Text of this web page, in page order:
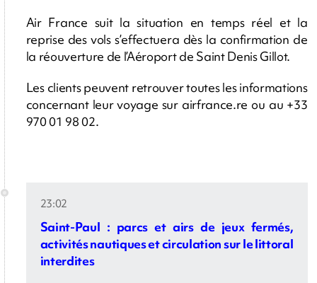
Air France suit la situation en temps réel et la
reprise des vols s’effectuera dès la confirmation de
la réouverture de l’Aéroport de Saint Denis Gillot.
Les clients peuvent retrouver toutes les informations
concernant leur voyage sur airfrance.re ou au +33
970 01 98 02.
23:02
Saint-Paul : parcs et airs de jeux fermés,
activités nautiques et circulation sur le littoral
interdites